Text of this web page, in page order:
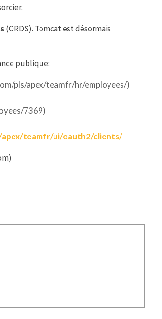
(ORDS). Tomcat est désormais
publique:
pls/apex/teamfr/hr/employees/)
7369)
apex/teamfr/ui/oauth2/clients/